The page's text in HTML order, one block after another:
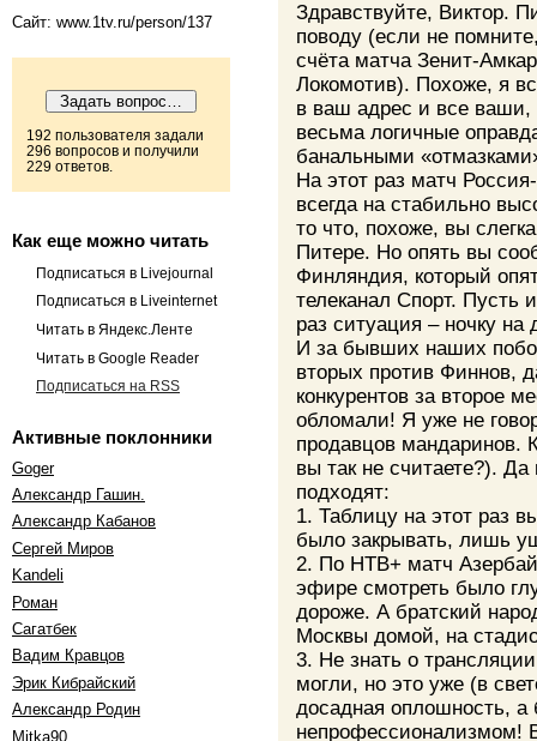
Сайт: www.1tv.ru/person/137
192 пользователя задали
296 вопросов и получили
229 ответов.
Как еще можно читать
Подписаться в Livejournal
Подписаться в Liveinternet
Читать в Яндекс.Ленте
Читать в Google Reader
Подписаться на RSS
Активные поклонники
Goger
Александр Гашин.
Александр Кабанов
Сергей Миров
Kandeli
Роман
Cагатбек
Вадим Кравцов
Эрик Кибрайский
Александр Родин
Mitka90
Здравствуйте, Виктор.
поводу (если не
счёта матча Зенит-
Локомотив). Похоже, я
в ваш адрес и все ваши,
весьма логичные
банальными
На этот раз матч
всегда на стабильно
то что, похоже, вы
Питере. Но опять вы
Финляндия, который
телеканал Спорт. Пусть
раз ситуация – ночку на
И за бывших наших
вторых против Финнов,
конкурентов за второе
обломали! Я уже не
продавцов мандаринов.
вы так не считаете?).
подходят:
1. Таблицу на этот раз
было закрывать, лишь
2. По НТВ+ матч
эфире смотреть было
дороже. А братский
Москвы домой, на
3. Не знать о
могли, но это уже (в
досадная оплошность, а
непрофессионализмом!